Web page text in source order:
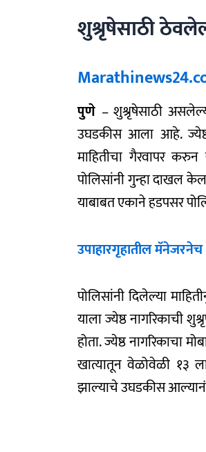
शुश्रृषेसाठी
पुणे – शुश्रृषेसाठी
उघडकीस आला आहे. ज्येष्ठ
माहितीचा गैरवापर
पोलिसांनी गुन्हा दाखल
याबाबत एकाने हडपसर
उपाहारगृहातील
पोलिसांनी दिलेल्या
याला ज्येष्ठ नागरिकाची
होता. ज्येष्ठ नागरिकाचा
खात्यातून वेळोवेळी १३
झाल्याचे उघडकीस